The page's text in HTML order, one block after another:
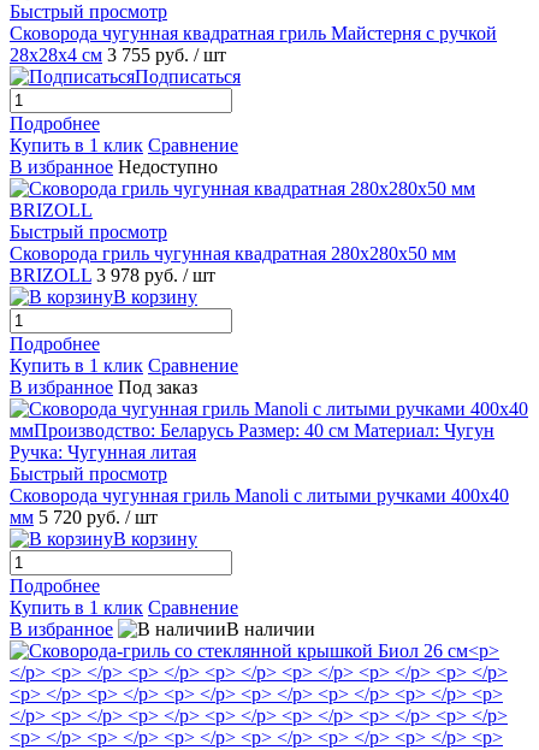
Быстрый просмотр
Сковорода чугунная квадратная гриль Майстерня с ручкой
28х28х4 см 3 755 руб. / шт
Подписаться
Подробнее
Купить в 1 клик Сравнение
В избранное Недоступно
Быстрый просмотр
Сковорода гриль чугунная квадратная 280х280х50 мм
BRIZOLL 3 978 руб. / шт
В корзину
Подробнее
Купить в 1 клик Сравнение
В избранное Под заказ
Быстрый просмотр
Сковорода чугунная гриль Manoli с литыми ручками 400х40
мм 5 720 руб. / шт
В корзину
Подробнее
Купить в 1 клик Сравнение
В избранное
В наличии